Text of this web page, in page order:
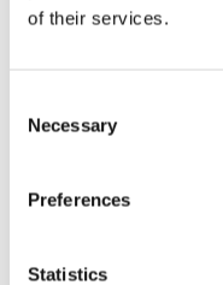
of their services.
Selection
Necessary
Preferences
Statistics
-30…150 °C